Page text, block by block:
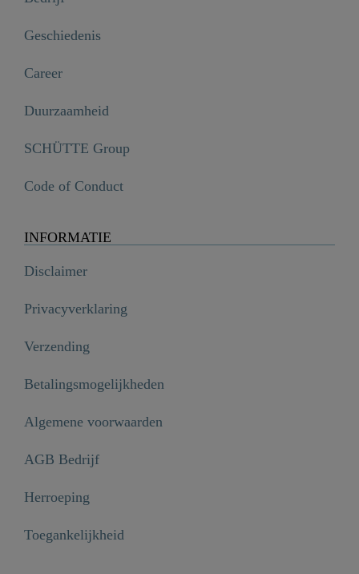
Geschiedenis
Career
Duurzaamheid
SCHÜTTE Group
Code of Conduct
INFORMATIE
Disclaimer
Privacyverklaring
Verzending
Betalingsmogelijkheden
Algemene voorwaarden
AGB Bedrijf
Herroeping
Toegankelijkheid